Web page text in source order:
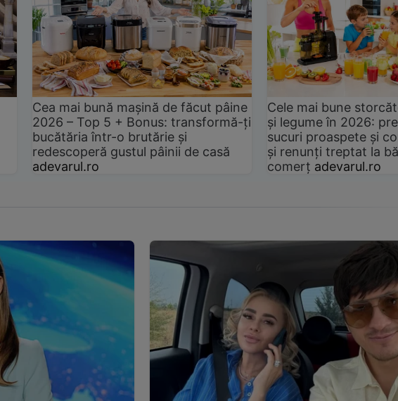
Cea mai bună mașină de făcut pâine
2026 – Top 5 + Bonus: transformă-ți
bucătăria într-o brutărie și
redescoperă gustul pâinii de casă
adevarul.ro
Cele mai bune
și legume în 2026:
sucuri proaspete și
și renunți treptat la
comerț adevarul.ro